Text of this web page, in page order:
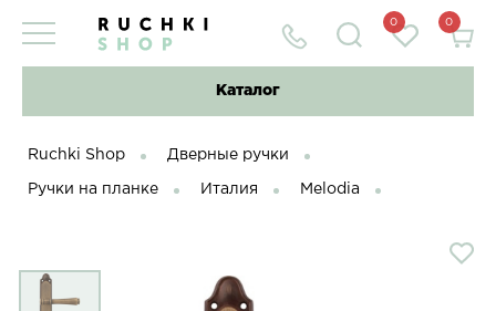
0 0
Каталог
Ruchki Shop Дверные ручки
Ручки на планке Италия Melodia